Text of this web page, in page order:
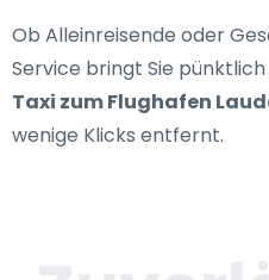
Ob Alleinreisende oder
Service bringt Sie
Taxi zum Flughafen
wenige Klicks entfernt.